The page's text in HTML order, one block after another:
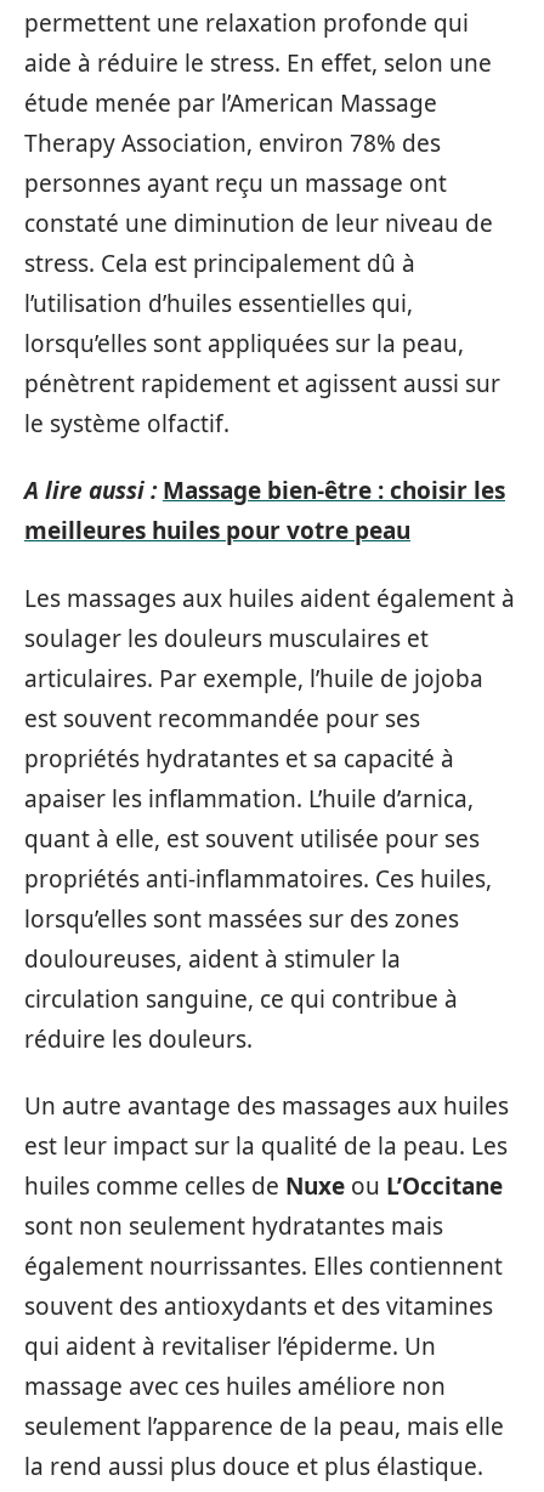
permettent une relaxation profonde qui
aide à réduire le stress. En effet, selon une
étude menée par l’American Massage
Therapy Association, environ 78% des
personnes ayant reçu un massage ont
constaté une diminution de leur niveau de
stress. Cela est principalement dû à
l’utilisation d’huiles essentielles qui,
lorsqu’elles sont appliquées sur la peau,
pénètrent rapidement et agissent aussi sur
le système olfactif.
A lire aussi : Massage bien-être : choisir les
meilleures huiles pour votre peau
Les massages aux huiles aident également à
soulager les douleurs musculaires et
articulaires. Par exemple, l’huile de jojoba
est souvent recommandée pour ses
propriétés hydratantes et sa capacité à
apaiser les inflammation. L’huile d’arnica,
quant à elle, est souvent utilisée pour ses
propriétés anti-inflammatoires. Ces huiles,
lorsqu’elles sont massées sur des zones
douloureuses, aident à stimuler la
circulation sanguine, ce qui contribue à
réduire les douleurs.
Un autre avantage des massages aux huiles
est leur impact sur la qualité de la peau. Les
huiles comme celles de Nuxe ou L’Occitane
sont non seulement hydratantes mais
également nourrissantes. Elles contiennent
souvent des antioxydants et des vitamines
qui aident à revitaliser l’épiderme. Un
massage avec ces huiles améliore non
seulement l’apparence de la peau, mais elle
la rend aussi plus douce et plus élastique.